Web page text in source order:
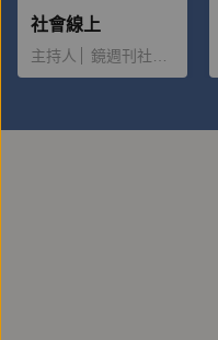
檯面：為何一再重
演？
社會線上
主持人 鏡週刊社會組